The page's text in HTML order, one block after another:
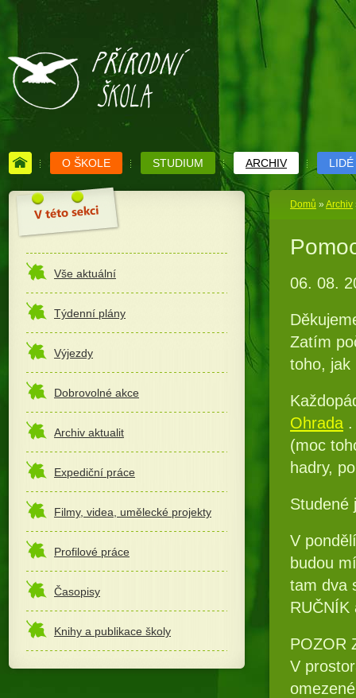
O ŠKOLE STUDIUM ARCHIV LIDÉ
Vše aktuální
Týdenní plány
Výjezdy
Dobrovolné akce
Archiv aktualit
Expediční práce
Filmy, videa, umělecké projekty
Profilové práce
Časopisy
Knihy a publikace školy
Domů » Archiv
06. 08.
Zatím
toho, jak
Ohrada
(moc
hadry,
Studené
V
budou
tam dva
RUČNÍK
POZOR
V